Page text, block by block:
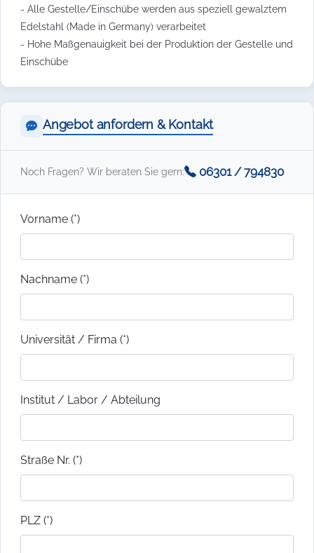
- Alle Gestelle/Einschübe werden aus speziell gewalztem
Edelstahl (Made in Germany) verarbeitet
- Hohe Maßgenauigkeit bei der Produktion der Gestelle und
Einschübe
Angebot anfordern & Kontakt
Noch Fragen? Wir beraten Sie gern: 06301 / 794830
Vorname (*)
Nachname (*)
Universität / Firma (*)
Institut / Labor / Abteilung
Straße Nr. (*)
PLZ (*)